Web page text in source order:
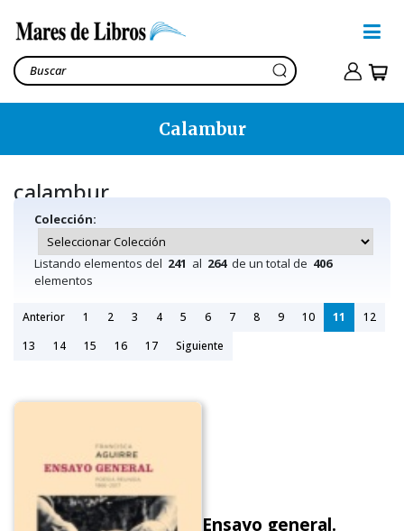
Calambur
calambur
Colección:
Listando elementos del 241 al 264de un total de 406
elementos
Anterior 1 2 3 4 5 6 7 8 9 10 11
12
13
14 15 16 17 Siguiente
Ensayo general.